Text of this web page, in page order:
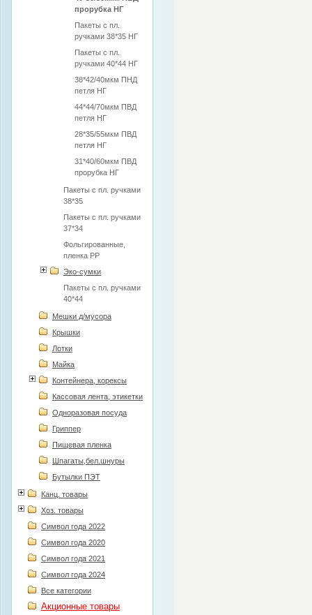
прорубка НГ
Пакеты с пл.
ручками 38*35 НГ
Пакеты с пл.
ручками 40*44 НГ
38*42/40мкм ПНД
петля НГ
44*44/70мкм ПВД
петля НГ
28*35/55мкм ПВД
петля НГ
31*40/60мкм ПВД
прорубка НГ
Пакеты с пл. ручками
38*35
Пакеты с пл. ручками
37*34
Фольгированные,
пленка РР
Эко-сумки
Пакеты с пл. ручками
40*44
Мешки д/мусора
Крышки
Лотки
Майка
Контейнера, корексы
Кассовая лента, этикетки
Одноразовая посуда
Гриппер
Пищевая пленка
Шпагаты,бел.шнуры
Бутылки ПЭТ
Канц. товары
Хоз. товары
Символ года 2022
Символ года 2020
Символ года 2021
Символ года 2024
Все категории
Акционные товары